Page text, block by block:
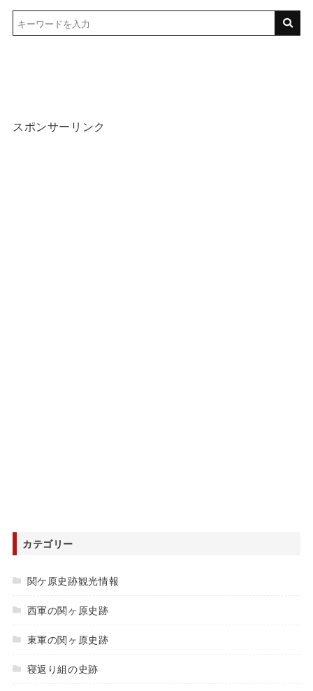
スポンサーリンク
カテゴリー
関ケ原史跡観光情報
西軍の関ヶ原史跡
東軍の関ヶ原史跡
寝返り組の史跡